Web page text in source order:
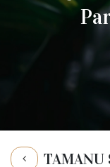
TAMANU